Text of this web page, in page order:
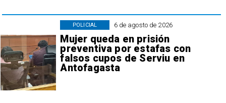
6 de agosto de 2026
Mujer queda en prisión
preventiva por estafas con
falsos cupos de Serviu en
Antofagasta
POLICIAL